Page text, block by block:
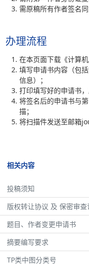
需原稿所有作者签名同
办理流程
在本页面下载《计算
填写申请书内容（包
信息）；
打印填写好的申请书
将签名后的申请书与
描；
将扫描件发送至邮箱
相关内容
投稿须知
版权转让协议 及 保密审查
题目、作者变更申请书
摘要编写要求
TP类中图分类号